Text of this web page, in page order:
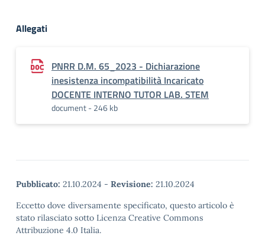
Allegati
PNRR D.M. 65_2023 - Dichiarazione
inesistenza incompatibilità Incaricato
DOCENTE INTERNO TUTOR LAB. STEM
document - 246 kb
Pubblicato: 21.10.2024 - Revisione: 21.10.2024
Eccetto dove diversamente specificato, questo articolo è
stato rilasciato sotto Licenza Creative Commons
Attribuzione 4.0 Italia.